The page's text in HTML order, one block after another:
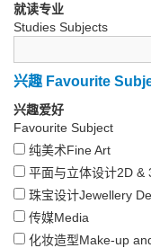
就读专业
Studies Subjects
兴趣 Favourite
兴趣爱好
Favourite Subject
纯美术Fine Art
平面与立体设计2D &
珠宝设计Jewellery
传媒Media
化妆造型Make-up